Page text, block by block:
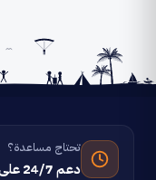
تحتاج مساعدة؟
دعم 24/7 على مدار الساعة